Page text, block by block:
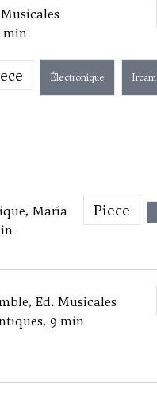
min
Électronique Ircam
María
Piece
Ed. Musicales
9 min